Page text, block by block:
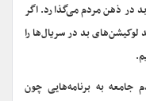
در ذهن مردم می‌گذارد. اگر
لوکیشن‌های بد در سریال‌ها را
به برنامه‌هایی چون